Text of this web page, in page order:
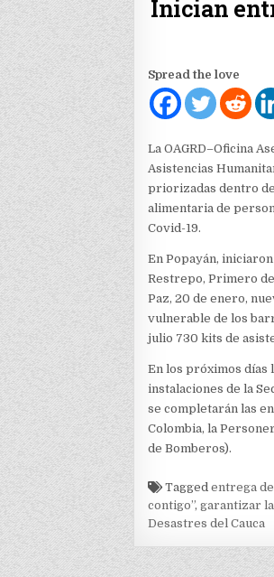
Inician
Spread the love
La OAGRD–Oficina
Asistencias
priorizadas dentro de
alimentaria de
Covid-19.
En Popayán,
Restrepo, Primero
Paz, 20 de enero,
vulnerable de los
julio 730 kits de
En los próximos días
instalaciones de la
se completarán las
Colombia, la
de Bomberos).
Taggedentrega
contigo”,garantizar
Desastres del Cauca